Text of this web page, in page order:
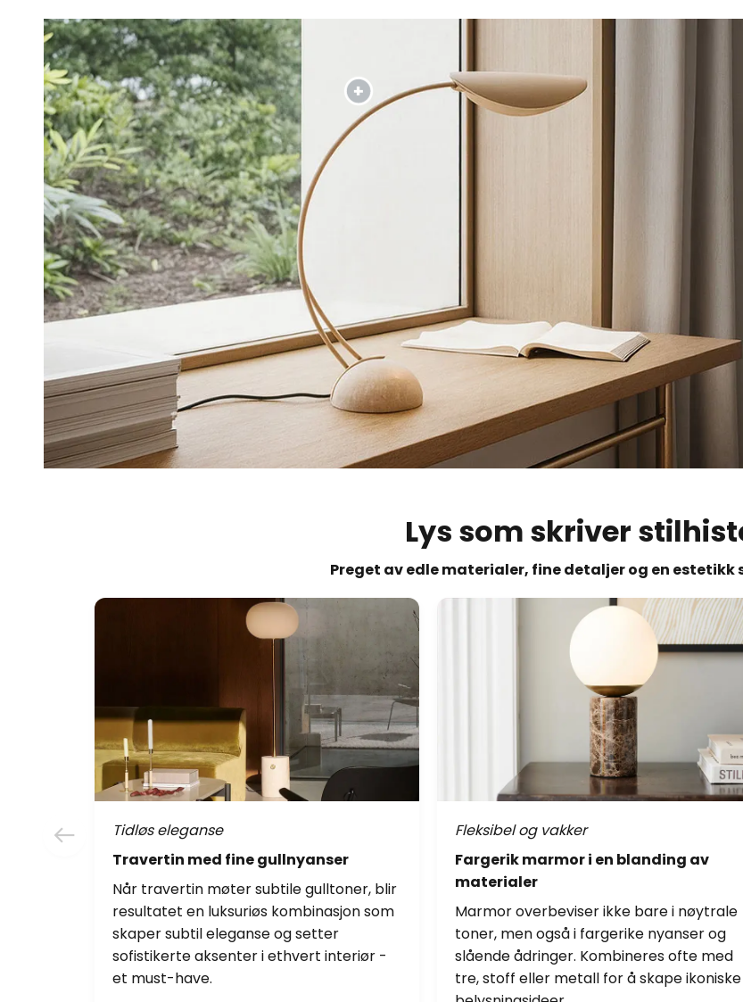
Lys som skriver
Preget av edle materialer, fine detaljer og en estetikk
Tidløs eleganse
Travertin med fine gullnyanser
Når travertin møter subtile gulltoner, blir
resultatet en luksuriøs kombinasjon som
skaper subtil eleganse og setter
sofistikerte aksenter i ethvert interiør -
et must-have.
Fleksibel og vakker
Fargerik marmor i en blanding av
materialer
Marmor overbeviser ikke bare i nøytrale
toner, men også i fargerike nyanser og
slående ådringer. Kombineres ofte med
tre, stoff eller metall for å skape ikoniske